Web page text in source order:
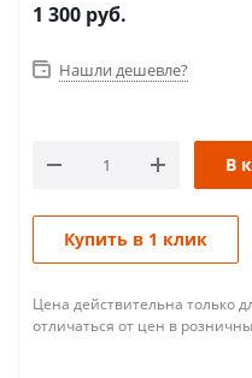
1 300 руб.
Нашли дешевле?
В
Купить в 1 клик
Цена действительна только
отличаться от цен в